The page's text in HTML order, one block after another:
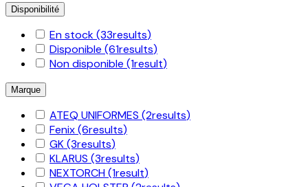
Disponibilité
En stock(33results)
Disponible (61results)
Non disponible (1result)
Marque
ATEQ UNIFORMES (2results)
Fenix(6results)
GK(3results)
KLARUS (3results)
NEXTORCH(1result)